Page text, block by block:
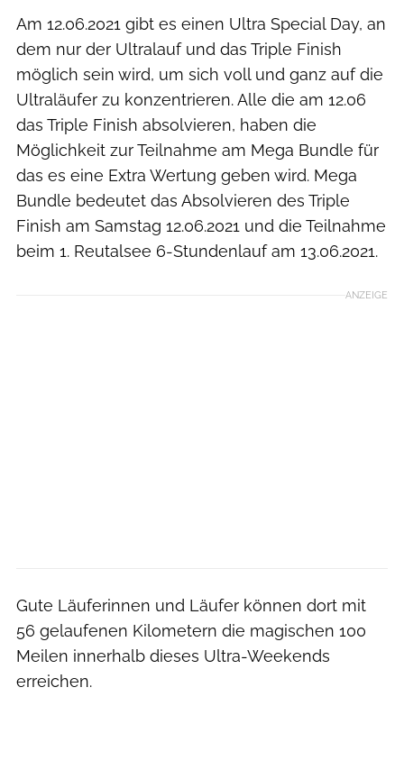
Am 12.06.2021 gibt es einen Ultra Special Day, an
dem nur der Ultralauf und das Triple Finish
möglich sein wird, um sich voll und ganz auf die
Ultraläufer zu konzentrieren. Alle die am 12.06
das Triple Finish absolvieren, haben die
Möglichkeit zur Teilnahme am Mega Bundle für
das es eine Extra Wertung geben wird. Mega
Bundle bedeutet das Absolvieren des Triple
Finish am Samstag 12.06.2021 und die Teilnahme
beim 1. Reutalsee 6-Stundenlauf am 13.06.2021.
ANZEIGE
Gute Läuferinnen und Läufer können dort mit
56 gelaufenen Kilometern die magischen 100
Meilen innerhalb dieses Ultra-Weekends
erreichen.